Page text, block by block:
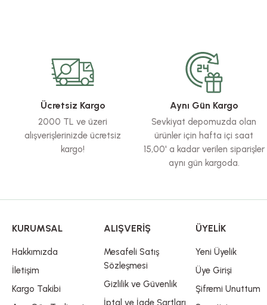
Ürün resmi kalitesiz, bozuk veya görüntülenemiyor.
Ürün açıklamasında eksik bilgiler bulunuyor.
Ürün bilgilerinde hatalar bulunuyor.
Ürün fiyatı diğer sitelerden daha pahalı.
Bu ürüne benzer farklı alternatifler olmalı.
Ücretsiz Kargo
2000 TL ve üzeri
alışverişlerinizde ücretsiz
kargo!
Aynı Gün Kargo
Sevkiyat depomuzda olan
ürünler için hafta içi saat
15,00' a kadar verilen siparişler
aynı gün kargoda.
KURUMSAL
Hakkımızda
İletişim
Kargo Takibi
ALIŞVERİŞ
Mesafeli Satış
Sözleşmesi
Gizlilik ve Güvenlik
İptal ve İade Şartları
ÜYELİK
Yeni Üyelik
Üye Girişi
Şifremi Unuttum